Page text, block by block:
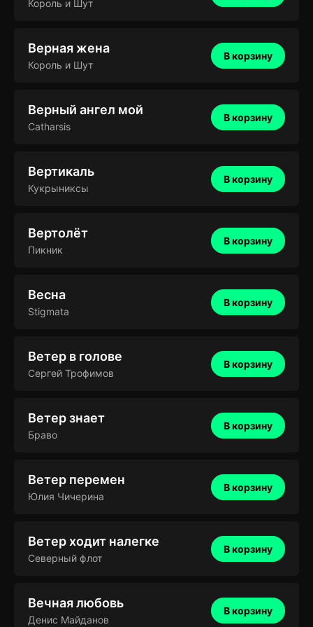
Король и Шут
Верная жена
Король и Шут
В корзину
Верный ангел мой
Catharsis
В корзину
Вертикаль
Кукрыниксы
В корзину
Вертолёт
Пикник
В корзину
Весна
Stigmata
В корзину
Ветер в голове
Сергей Трофимов
В корзину
Ветер знает
Браво
В корзину
Ветер перемен
Юлия Чичерина
В корзину
Ветер ходит налегке
Северный флот
В корзину
Вечная любовь
Денис Майданов
В корзину